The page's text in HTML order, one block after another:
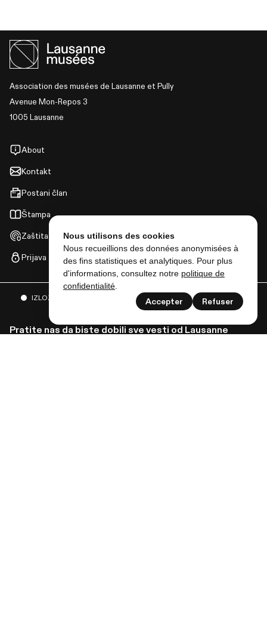
Association des musées de Lausanne et Pully
Avenue Mon-Repos 3
1005 Lausanne
About
Kontakt
Postani član
Štampa
Zaštita podataka
Prijava
IZLOŽBE I MNOGO VIŠE
Pratite nas da biste dobili sve vesti od Lausanne
Nous utilisons des cookies
Nous recueillions des données anonymisées à
des fins statistiques et analytiques. Pour plus
d'informations, consultez notre politique de
confidentialité
Accepter Refuser